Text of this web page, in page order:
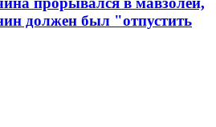
должен был "отпустить